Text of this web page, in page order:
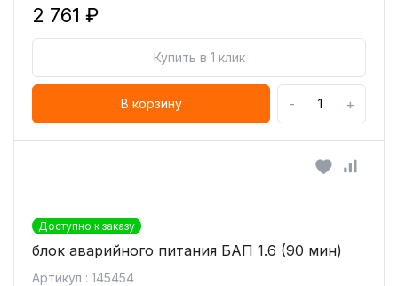
2 761 ₽
Купить в 1 клик
В корзину - +
Доступно к заказу
блок аварийного питания БАП 1.6 (90 мин)
Артикул : 145454